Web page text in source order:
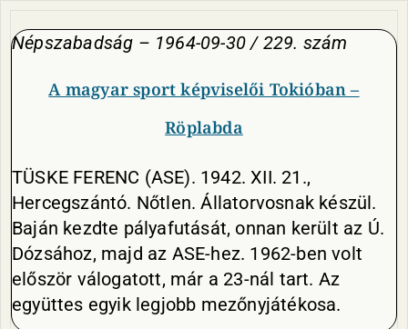
Népszabadság – 1964-09-30 / 229. szám
A magyar sport képviselői Tokióban –
Röplabda
TÜSKE FERENC (ASE). 1942. XII. 21.,
Hercegszántó. Nőtlen. Állatorvosnak készül.
Baján kezdte pályafutását, on­nan került az Ú.
Dózsához, majd az ASE-hez. 1962-ben volt
először válo­gatott, már a 23-nál tart. Az
együttes egyik legjobb mezőnyjátékosa.